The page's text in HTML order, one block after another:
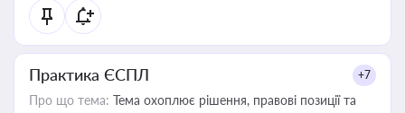
Практика ЄСПЛ +7
Про що тема: Тема охоплює рішення, правові позиції та